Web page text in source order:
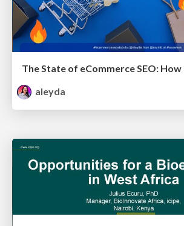
aleyda